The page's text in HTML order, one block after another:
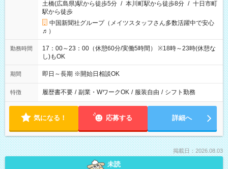
土橋(広島県)駅から徒歩5分 / 本川町駅から徒歩8分 / 十日市町
駅から徒歩
中国新聞社グループ（メイツスタッフさん多数活躍中で安心
♬）
勤務時間
17：00～23：00（休憩60分/実働5時間） ※18時～23時(休憩な
し)もOK
期間 即日～長期 ※開始日相談OK
特徴 履歴書不要 / 副業・WワークOK / 服装自由 / シフト勤務
気になる！ 応募する 詳細へ
掲載日：2026.08.03
未読